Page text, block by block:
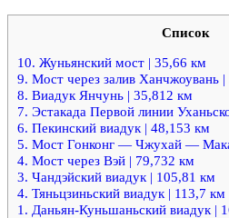
Список
10. Жуньянский мост | 35,66 км
9. Мост через залив Ханчжоувань
8. Виадук Янчунь | 35,812 км
7. Эстакада Первой линии
6. Пекинский виадук | 48,153 км
5. Мост Гонконг — Чжухай —
4. Мост через Вэй | 79,732 км
3. Чандэйский виадук | 105,81 км
4. Тяньцзиньский виадук | 113,7 км
1. Даньян-Куньшаньский виадук |